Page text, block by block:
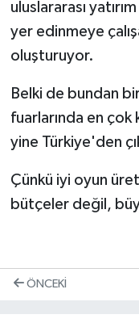
uluslararası
yer edinmeye
oluşturuyor.
Belki de bundan
fuarlarında en çok
yine Türkiye'den
Çünkü iyi oyun
bütçeler değil,
ÖNCEKI